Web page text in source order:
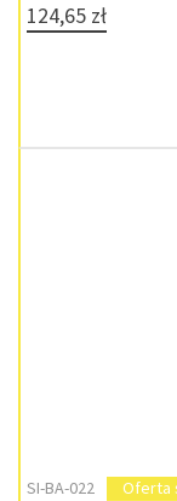
124,65 zł
SI-BA-022
Oferta